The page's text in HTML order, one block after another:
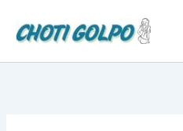
content